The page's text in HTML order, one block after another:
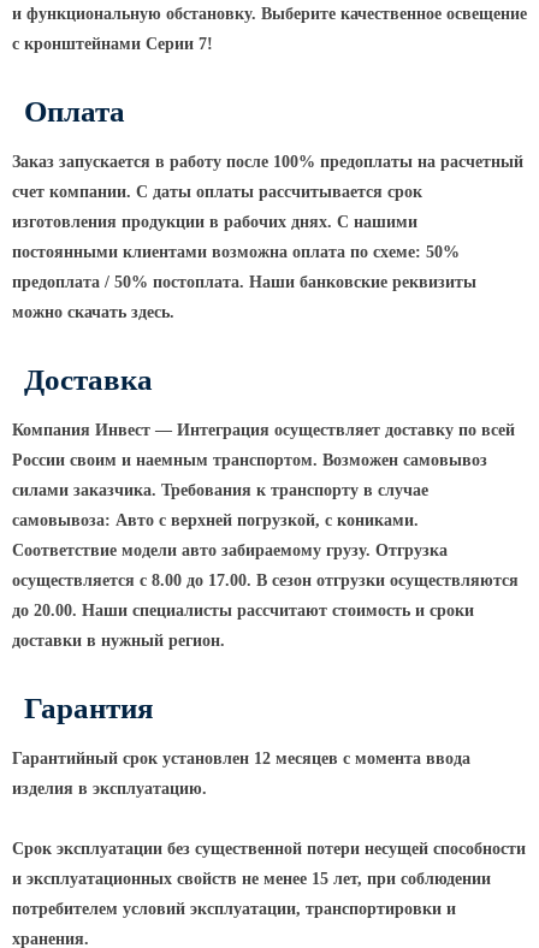
Кронштейны для консольных
светильников
светильников
светильников
светильников
Кронштейны для опор однорожковые
ЗАКЛАДНЫЕ ДЕТАЛИ
МАФ (МАЛЫЕ АРХИТЕКТУРНЫЕ ФОРМЫ)
и функциональную обстановку. Выберите качественное освещение
с кронштейнами Серии 7!
Оплата
Заказ запускается в работу после 100% предоплаты на расчетный
счет компании. С даты оплаты рассчитывается срок
изготовления продукции в рабочих днях. С нашими
постоянными клиентами возможна оплата по схеме: 50%
предоплата / 50% постоплата. Наши банковские реквизиты
можно скачать здесь.
Доставка
Компания Инвест — Интеграция осуществляет доставку по всей
России своим и наемным транспортом. Возможен самовывоз
силами заказчика. Требования к транспорту в случае
самовывоза: Авто с верхней погрузкой, с кониками.
Соответствие модели авто забираемому грузу. Отгрузка
осуществляется с 8.00 до 17.00. В сезон отгрузки осуществляются
до 20.00. Наши специалисты рассчитают стоимость и сроки
доставки в нужный регион.
Гарантия
Гарантийный срок установлен 12 месяцев с момента ввода
изделия в эксплуатацию.
Срок эксплуатации без существенной потери несущей способности
и эксплуатационных свойств не менее 15 лет, при соблюдении
потребителем условий эксплуатации, транспортировки и
хранения.